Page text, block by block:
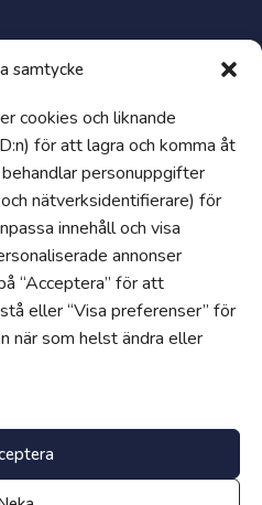
samtycke
cookies och liknande
för att lagra och komma åt
personuppgifter
nätverksidentifierare) för
innehåll och visa
annonser
“Acceptera” för att
eller “Visa preferenser” för
när som helst ändra eller
cookies
.